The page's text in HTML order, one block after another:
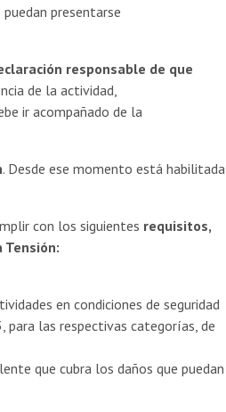
presentarse
responsable de que
de la actividad,
ir acompañado de la
. Desde ese momento está habilitada
con los siguientes requisitos,
Tensión:
en condiciones de seguridad
para las respectivas categorías, de
que cubra los daños que puedan